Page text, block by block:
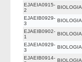
EJAEIA0915-
2
BIOLOGIA
EJAEIB0929-
3
BIOLOGIA
EJAEIB0902-
1
BIOLOGIA
EJAEIA0929-
3
BIOLOGIA
EJAEIB0914- BIOLOGIA